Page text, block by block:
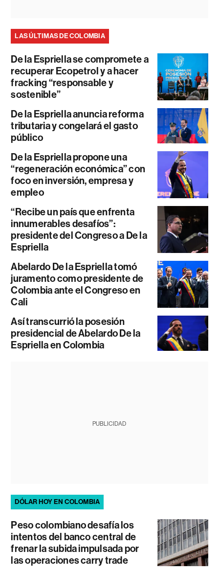
LAS ÚLTIMAS DE COLOMBIA
De la Espriella se compromete a
recuperar Ecopetrol y a hacer
fracking “responsable y
sostenible”
De la Espriella anuncia reforma
tributaria y congelará el gasto
público
De la Espriella propone una
“regeneración económica” con
foco en inversión, empresa y
empleo
“Recibe un país que enfrenta
innumerables desafíos”:
presidente del Congreso a De la
Espriella
Abelardo De la Espriella tomó
juramento como presidente de
Colombia ante el Congreso en
Cali
Así transcurrió la posesión
presidencial de Abelardo De la
Espriella en Colombia
PUBLICIDAD
DÓLAR HOY EN COLOMBIA
Peso colombiano desafía los
intentos del banco central de
frenar la subida impulsada por
las operaciones carry trade